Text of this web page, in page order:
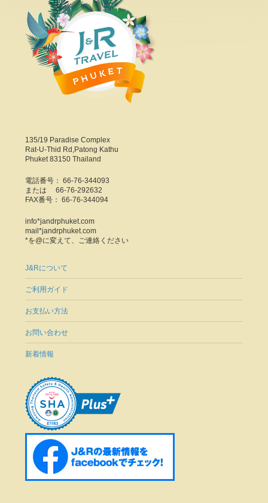
135/19 Paradise Complex
Rat-U-Thid Rd,Patong Kathu
Phuket 83150 Thailand
電話番号： 66-76-344093
または 66-76-292632
FAX番号： 66-76-344094
info*jandrphuket.com
mail*jandrphuket.com
*を@に変えて、ご連絡ください
J&Rについて
ご利用ガイド
お支払い方法
お問い合わせ
新着情報